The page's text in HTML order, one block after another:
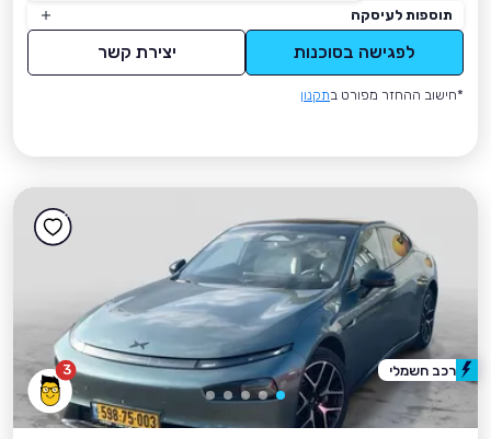
תוספות לעיסקה
לפגישה בסוכנות יצירת קשר
*חישוב ההחזר מפורט בתקנון
3 רכב חשמלי